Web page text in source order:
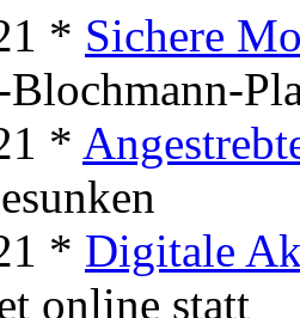
* Sichere
*
* Digitale
online statt